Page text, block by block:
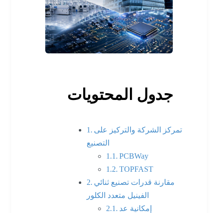
جدول المحتويات
تمركز الشركة والتركيز على
التصنيع
PCBWay
TOPFAST
مقارنة قدرات تصنيع ثنائي
الفينيل متعدد الكلور
إمكانية عد